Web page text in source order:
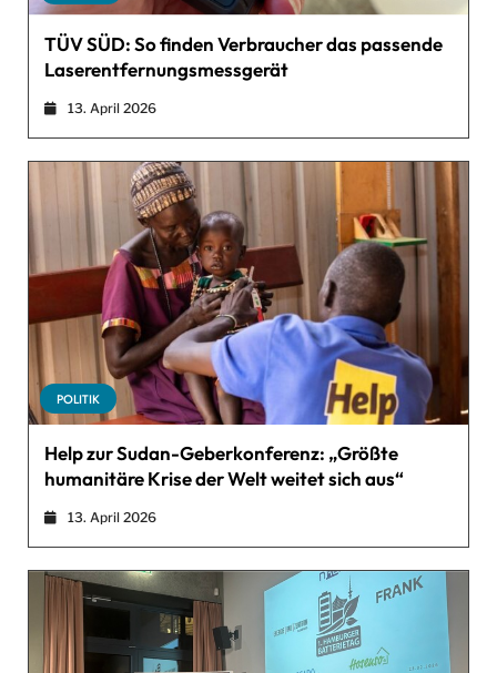
TÜV SÜD: So finden Verbraucher das passende
Laserentfernungsmessgerät
13. April 2026
POLITIK
Help zur Sudan-Geberkonferenz: „Größte
humanitäre Krise der Welt weitet sich aus“
13. April 2026